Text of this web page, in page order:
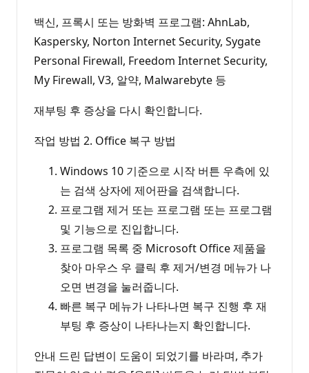
백신, 프록시 또는 방화벽 프로그램: AhnLab,
Kaspersky, Norton Internet Security, Sygate
Personal Firewall, Freedom Internet Security,
My Firewall, V3, 알약, Malwarebyte 등
재부팅 후 증상을 다시 확인합니다.
작업 방법 2. Office 복구 방법
Windows 10 기준으로 시작 버튼 우측에 있
는 검색 상자에 제어판을 검색합니다.
프로그램 제거 또는 프로그램 또는 프로그램
및 기능으로 진입합니다.
프로그램 목록 중 Microsoft Office 제품을
찾아 마우스 우 클릭 후 제거/변경 메뉴가 나
오면 변경을 눌러줍니다.
빠른 복구 메뉴가 나타나면 복구 진행 후 재
부팅 후 증상이 나타나는지 확인합니다.
안내 드린 답변이 도움이 되었기를 바라며, 추가